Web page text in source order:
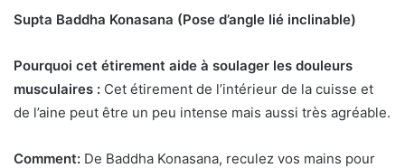
Supta Baddha Konasana (Pose d’angle lié inclinable)
Pourquoi cet étirement aide à soulager les douleurs
musculaires : Cet étirement de l’intérieur de la cuisse et
de l’aine peut être un peu intense mais aussi très agréable.
Comment: De Baddha Konasana, reculez vos mains pour